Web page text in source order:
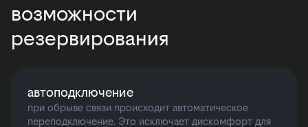
возможности
резервирования
автоподключение
при обрыве связи происходит автоматическое
переподключение. Это исключает дискомфорт для